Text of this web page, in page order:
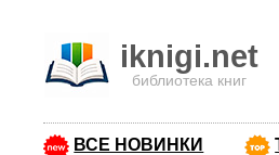
iknigi.net
библиотека книг
ВСЕ НОВИНКИ